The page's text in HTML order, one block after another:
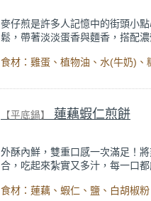
麥仔煎是許多人記憶中的街頭小
鬆，帶著淡淡蛋香與麵香，搭配
自己在家做很簡單，只要調好麵
輕鬆完成~表層點綴的香菜跟花生
【平底鍋】 蓮藕蝦仁煎餅
外酥內鮮，雙重口感一次滿足！
合，吃起來紮實又多汁，每一口
蔬菜與堅果提升層次，不只鮮味